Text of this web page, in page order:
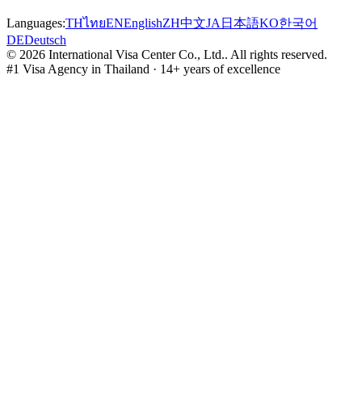
Languages:THไทยENEnglishZH中文JA 日本語KO한국어
DEDeutsch
© 2026 International Visa Center Co., Ltd.. All rights reserved.
#1 Visa Agency in Thailand · 14+ years of excellence